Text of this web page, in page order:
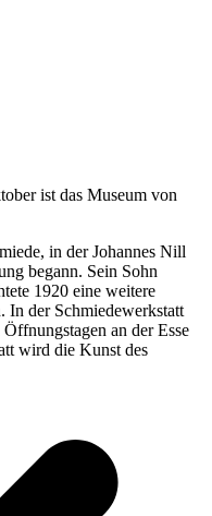
ist das Museum von
in der Johannes Nill
begann. Sein Sohn
1920 eine weitere
In der Schmiedewerkstatt
an der Esse
wird die Kunst des